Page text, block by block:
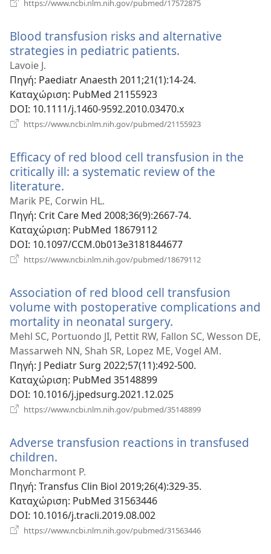
https://www.ncbi.nlm.nih.gov/pubmed/17572875
Blood transfusion risks and alternative
strategies in pediatric patients.
παράθυρο)
Lavoie J.
Πηγή‎: Paediatr Anaesth 2011;21(1):14-24.
Καταχώριση‎: PubMed 21155923
DOI‎: 10.1111/j.1460-9592.2010.03470.x
https://www.ncbi.nlm.nih.gov/pubmed/21155923
Efficacy of red blood cell transfusion in the
critically ill: a systematic review of the
literature.
νέο
παράθυρο)
Marik PE, Corwin HL.
Πηγή‎: Crit Care Med 2008;36(9):2667-74.
Καταχώριση‎: PubMed 18679112
DOI‎: 10.1097/CCM.0b013e3181844677
https://www.ncbi.nlm.nih.gov/pubmed/18679112
Association of red blood cell transfusion
volume with postoperative complications and
mortality in neonatal surgery.
νέο
παράθυρο)
Mehl SC, Portuondo JI, Pettit RW, Fallon SC, Wesson DE,
Massarweh NN, Shah SR, Lopez ME, Vogel AM.
Πηγή‎: J Pediatr Surg 2022;57(11):492-500.
Καταχώριση‎: PubMed 35148899
DOI‎: 10.1016/j.jpedsurg.2021.12.025
https://www.ncbi.nlm.nih.gov/pubmed/35148899
Adverse transfusion reactions in transfused
children.
νέο
παράθυρο)
Moncharmont P.
Πηγή‎: Transfus Clin Biol 2019;26(4):329-35.
Καταχώριση‎: PubMed 31563446
DOI‎: 10.1016/j.tracli.2019.08.002
https://www.ncbi.nlm.nih.gov/pubmed/31563446